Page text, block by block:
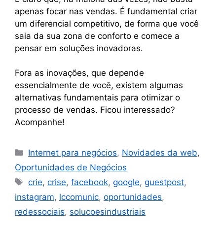
apenas focar nas vendas. É fundamental criar
um diferencial competitivo, de forma que você
saia da sua zona de conforto e comece a
pensar em soluções inovadoras.
Fora as inovações, que depende
essencialmente de você, existem algumas
alternativas fundamentais para otimizar o
processo de vendas. Ficou interessado?
Acompanhe!
Internet para negócios, Novidades da web,
Oportunidades de Negócios
crie,crise,facebook,google,guestpost,
instagram, lccomunic, oportunidades,
redessociais, solucoesindustriais